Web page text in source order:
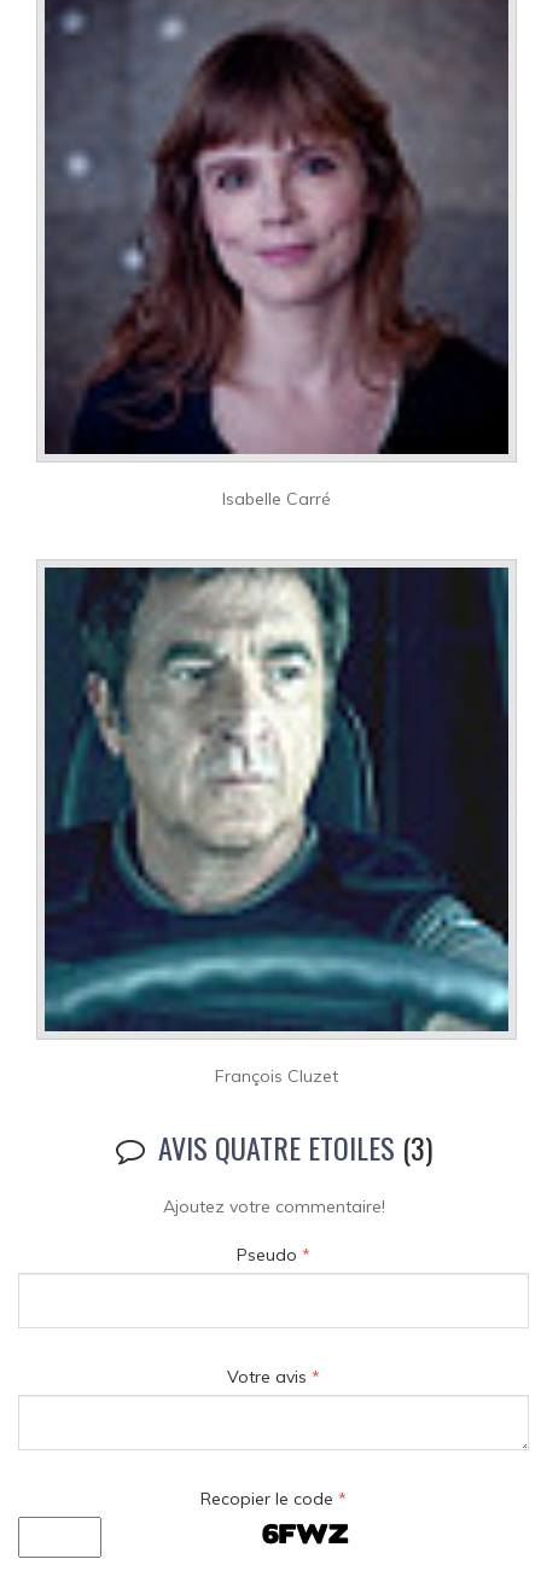
Isabelle Carré
François Cluzet
AVIS QUATRE ETOILES (3)
Ajoutez votre commentaire!
Pseudo *
Votre avis *
Recopier le code *